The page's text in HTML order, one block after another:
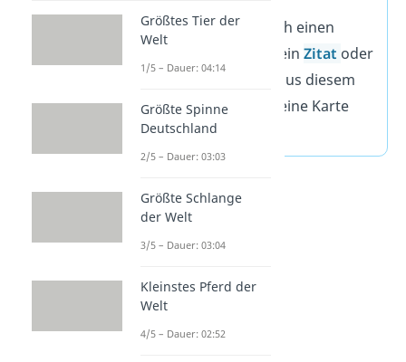
Tipp:Such dir einfach einen
passenden Spruch, einZitat oder
ein kleines Gedicht aus diesem
Beitrag und mach deine Karte
damit besonders.
Größtes Tier der
Welt
1/5 – Dauer: 04:14
Größte Spinne
Deutschland
2/5 – Dauer: 03:03
Größte Schlange
der Welt
3/5 – Dauer: 03:04
Kleinstes Pferd der
Welt
4/5 – Dauer: 02:52